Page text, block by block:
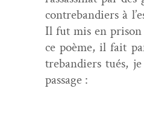
con­tre­bandiers à
Il fut mis en
ce poème, il fait
tre­bandiers tués,
passage :